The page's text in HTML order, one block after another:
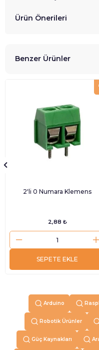
Ürün Önerileri
Benzer Ürünler
2'li 0 Numara Klemens
2,88 ₺
SEPETE EKLE
Arduino
Robotik Ürünler
Güç Kaynakları